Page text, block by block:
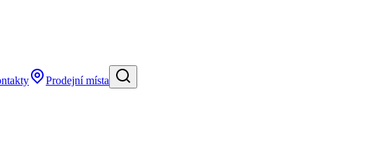
Prodejní místa